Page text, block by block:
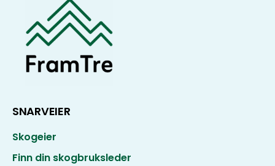
SNARVEIER
Skogeier
Finn din skogbruksleder